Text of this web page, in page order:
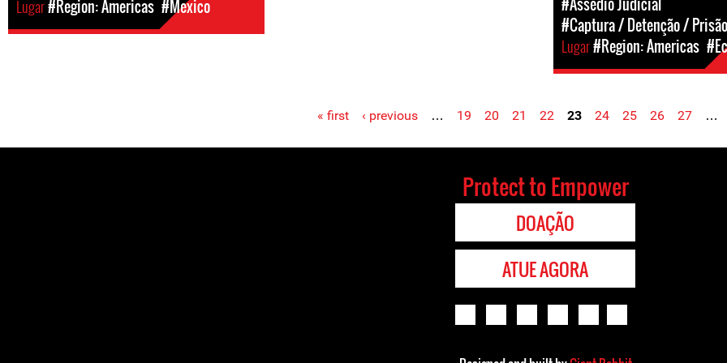
Lugar#Region: Americas #Mexico
#Captura / Detenção / Prisão
Lugar#Region: Americas
Pages « first ‹ previous … 19 20 21 22 23 24 25 26 27 …
Protect to Empower
DOAÇÃO
ATUE AGORA